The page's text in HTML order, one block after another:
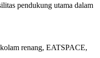
pendukung utama dalam
renang, EATSPACE,